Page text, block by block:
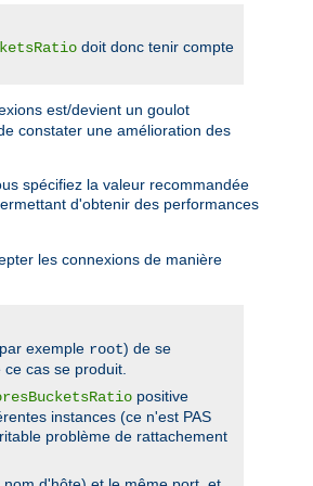
doit donc tenir compte
est/devient un goulot
constater une amélioration des
spécifiez la valeur recommandée
d'obtenir des performances
les connexions de manière
, par exemple root) de se
cas se produit.
positive
instances (ce n'est PAS
problème de rattachement